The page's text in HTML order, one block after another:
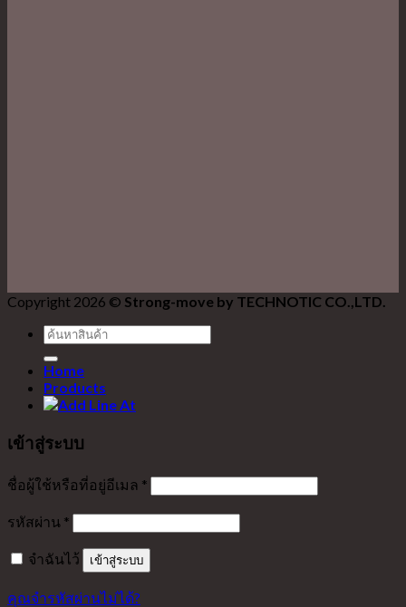
Copyright 2026 © Strong-move by TECHNOTIC CO.,LTD.
ค้นหา:
Home
Products
เข้าสู่ระบบ
ชื่อผู้ใช้หรือที่อยู่อีเมล *
รหัสผ่าน *
จำฉันไว้ เข้าสู่ระบบ
คุณจำรหัสผ่านไม่ได้?